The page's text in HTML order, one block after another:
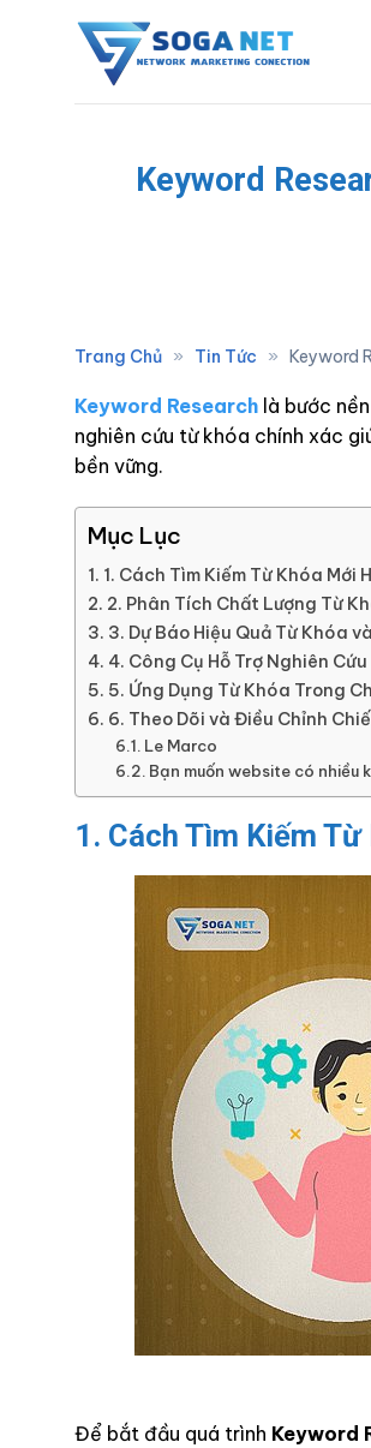
Keyword
Trang Chủ » Tin Tức » Keyword
Keyword Research là bước
nghiên cứu từ khóa chính xác
bền vững.
Mục Lục
1. Cách Tìm Kiếm Từ Khóa Mới
2. Phân Tích Chất Lượng Từ
3. Dự Báo Hiệu Quả Từ Khóa
4. Công Cụ Hỗ Trợ Nghiên
5. Ứng Dụng Từ Khóa Trong
6. Theo Dõi và Điều Chỉnh
Le Marco
Bạn muốn website có nhiều
1. Cách Tìm Kiếm
Để bắt đầu quá trình Keyword